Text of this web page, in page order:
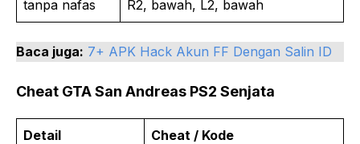
tanpa nafas
R2, bawah, L2, bawah
Baca juga: 7+ APK Hack Akun FF Dengan Salin ID
Cheat GTA San Andreas PS2 Senjata
Detail Cheat / Kode